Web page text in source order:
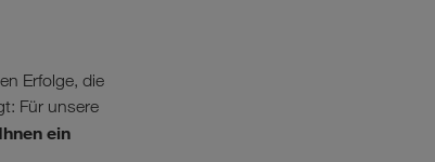
Erfolge, die
Für unsere
ein